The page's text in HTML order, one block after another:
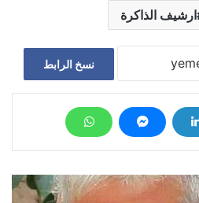
ارشيف الذاكرة
نسخ الرابط